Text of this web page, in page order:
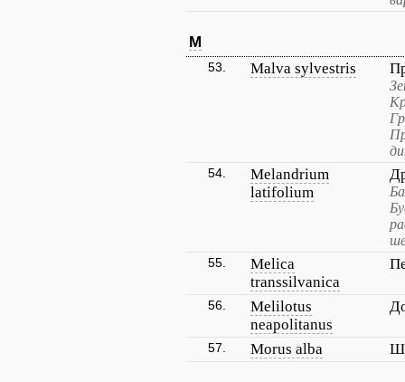
M
53. Malva sylvestris
54.
Melandrium
latifolium
55.
Melica
transsilvanica
56.
Melilotus
neapolitanus
57. Morus alba